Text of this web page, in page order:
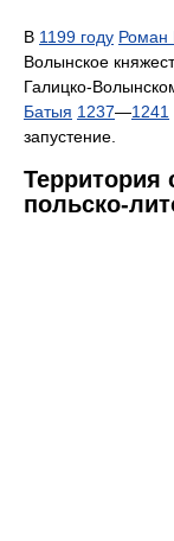
В 1199 году Роман
Волынское
Галицко-
Батыя 1237—1241
запустение.
Территория
польско-